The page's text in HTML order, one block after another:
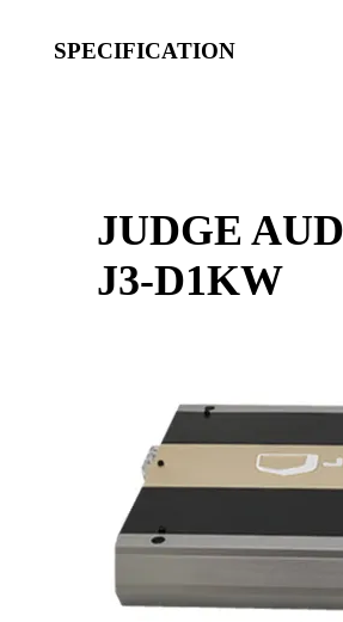
SPECIFICATION
JUDGE
J3-D1KW